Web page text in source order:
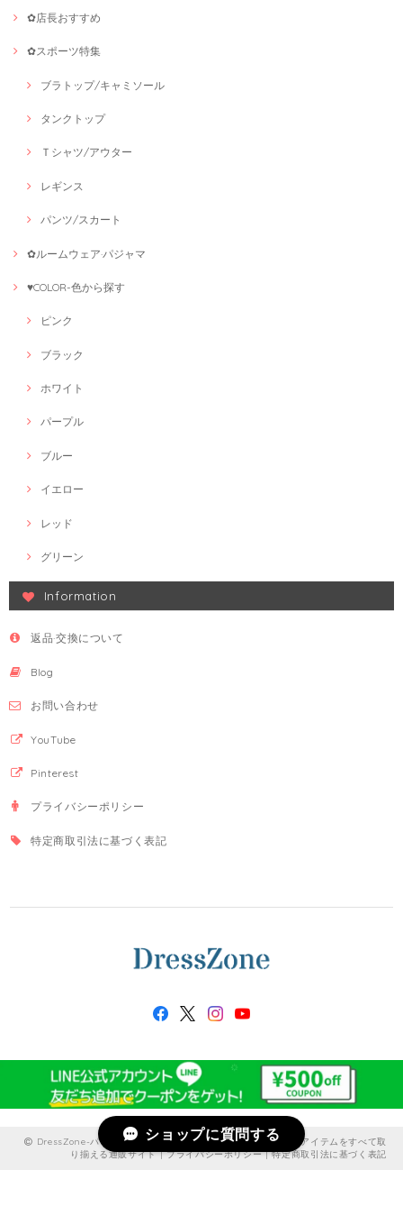
✿店長おすすめ
✿スポーツ特集
ブラトップ/キャミソール
タンクトップ
Ｔシャツ/アウター
レギンス
パンツ/スカート
✿ルームウェア·パジャマ
♥COLOR-色から探す
ピンク
ブラック
ホワイト
パープル
ブルー
イエロー
レッド
グリーン
Information
返品·交換について
Blog
お問い合わせ
YouTube
Pinterest
プライバシーポリシー
特定商取引法に基づく表記
DressZone-パーティードレス、プライベート、出勤服などのアイテムをすべて取
り揃える通販サイト |プライバシーポリシー|特定商取引法に基づく表記
ショップに質問する